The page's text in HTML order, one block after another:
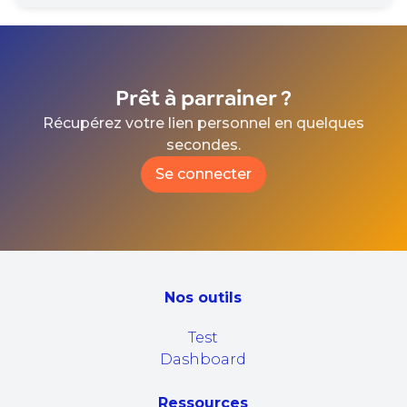
Prêt à parrainer ?
Récupérez votre lien personnel en quelques
secondes.
Se connecter
Nos outils
Test
Dashboard
Ressources